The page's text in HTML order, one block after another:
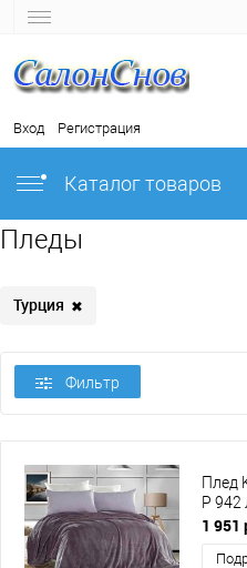
Вход Регистрация
Каталог товаров
Пледы
Турция ✖
Фильтр
Плед
Р 942
1 951